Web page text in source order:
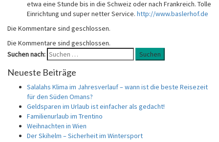
etwa eine Stunde bis in die Schweiz oder nach Frankreich. Tolle
Einrichtung und super netter Service. http://www.baslerhof.de
Die Kommentare sind geschlossen.
Die Kommentare sind geschlossen.
Suchen nach:
Suchen
Neueste Beiträge
Salalahs Klima im Jahresverlauf – wann ist die beste Reisezeit
für den Süden Omans?
Geldsparen im Urlaub ist einfacher als gedacht!
Familienurlaub im Trentino
Weihnachten in Wien
Der Skihelm – Sicherheit im Wintersport